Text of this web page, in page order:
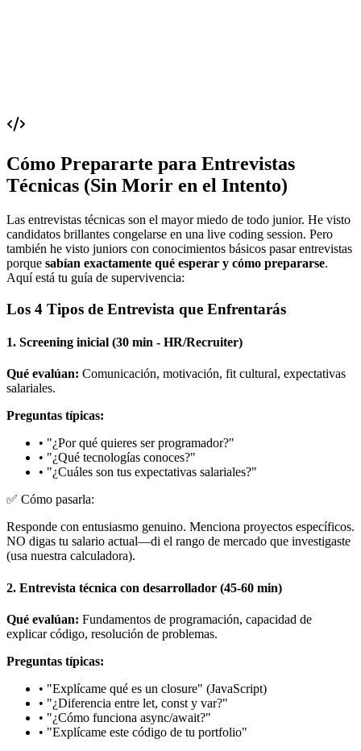
Cómo Prepararte para Entrevistas
Técnicas (Sin Morir en el Intento)
Las entrevistas técnicas son el mayor miedo de todo junior. He visto
candidatos brillantes congelarse en una live coding session. Pero
también he visto juniors con conocimientos básicos pasar entrevistas
porque sabían exactamente qué esperar y cómo prepararse.
Aquí está tu guía de supervivencia:
Los 4 Tipos de Entrevista que Enfrentarás
1. Screening inicial (30 min - HR/Recruiter)
Qué evalúan: Comunicación, motivación, fit cultural, expectativas
salariales.
Preguntas típicas:
• "¿Por qué quieres ser programador?"
• "¿Qué tecnologías conoces?"
• "¿Cuáles son tus expectativas salariales?"
✅ Cómo pasarla:
Responde con entusiasmo genuino. Menciona proyectos específicos.
NO digas tu salario actual—di el rango de mercado que investigaste
(usa nuestra calculadora).
2. Entrevista técnica con desarrollador (45-60 min)
Qué evalúan: Fundamentos de programación, capacidad de
explicar código, resolución de problemas.
Preguntas típicas:
• "Explícame qué es un closure" (JavaScript)
• "¿Diferencia entre let, const y var?"
• "¿Cómo funciona async/await?"
• "Explícame este código de tu portfolio"